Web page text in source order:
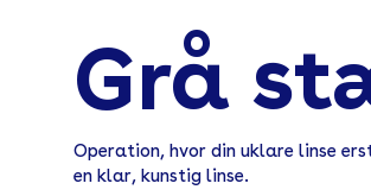
Grå
Operation, hvor din uklare linse
en klar, kunstig linse.